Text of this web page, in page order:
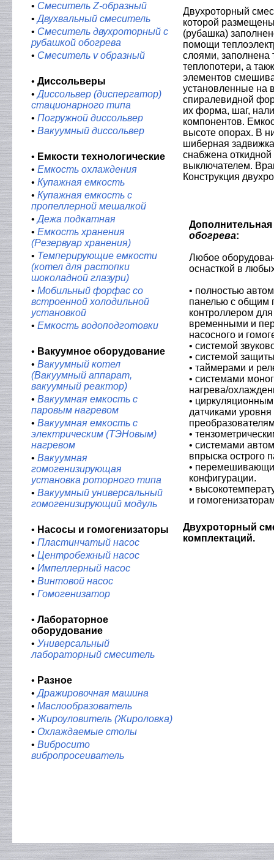
• Смеситель Z-образный
•Двухвальный смеситель
• Смеситель двухроторный с
рубашкой обогрева
• Смеситель v образный
• Диссольверы
•Диссольвер (диспергатор)
стационарного типа
• Погружной диссольвер
• Вакуумный диссольвер
• Емкости технологические
• Емкость охлаждения
• Купажная емкость
• Купажная емкость с
пропеллерной мешалкой
•Дежа подкатная
• Емкость хранения
(Резервуар хранения)
• Темперирующие емкости
(котел для растопки
шоколадной глазури)
• Мобильный форфас со
встроенной холодильной
установкой
• Емкость водоподготовки
• Вакуумное оборудование
• Вакуумный котел
(Вакуумный аппарат,
вакуумный реактор)
• Вакуумная емкость с
паровым нагревом
• Вакуумная емкость с
электрическим (ТЭНовым)
нагревом
• Вакуумная
гомогенизирующая
установка роторного типа
• Вакуумный универсальный
гомогенизирующий модуль
• Насосы и гомогенизаторы
• Пластинчатый насос
• Центробежный насос
• Импеллерный насос
• Винтовой насос
• Гомогенизатор
• Лабораторное
оборудование
• Универсальный
лабораторный смеситель
• Разное
•Дражировочная машина
• Маслообразователь
• Жироуловитель (Жироловка)
• Охлаждаемые столы
• Вибросито
вибропросеиватель
Двухроторный
которой
(рубашка)
помощи
слоями,
теплопотери, а
элементов
установленные на
спиралевидной
их форма, шаг,
компонентов.
высоте опорах. В
шиберная
снабжена
выключателем.
Конструкция
обогрева:
Любое
оснасткой в
• полностью
панелью с общим
контроллером
временными и
насосного и
• системой
• системой
• таймерами и
• системами
нагрева/
•
датчиками
•
• системами
впрыска острого
•
конфигурации.
•
и
Двухроторный
комплектаций.